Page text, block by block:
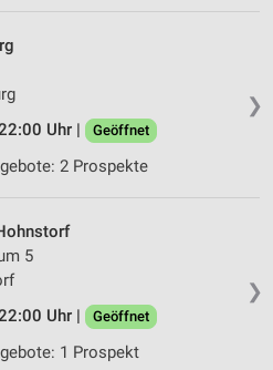
❯
Uhr |
Geöffnet
2 Prospekte
❯
5
Uhr |
Geöffnet
1 Prospekt